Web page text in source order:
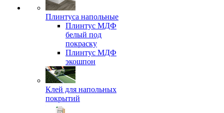
Плинтуса напольные
Плинтус МДФ
белый под
покраску
Плинтус МДФ
экошпон
Клей для напольных
покрытий